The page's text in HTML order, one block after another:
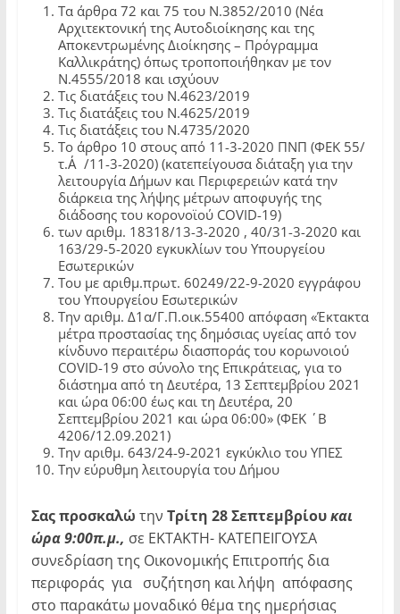
Τα άρθρα 72 και 75 του Ν.3852/2010 (Νέα
Αρχιτεκτονική της Αυτοδιοίκησης και της
Αποκεντρωμένης Διοίκησης – Πρόγραμμα
Καλλικράτης) όπως τροποποιήθηκαν με τον
Ν.4555/2018 και ισχύουν
Τις διατάξεις του Ν.4623/2019
Τις διατάξεις του Ν.4625/2019
Τις διατάξεις του Ν.4735/2020
Το άρθρο 10 στους από 11-3-2020 ΠΝΠ (ΦΕΚ 55/
τ.Α΄/11-3-2020) (κατεπείγουσα διάταξη για την
λειτουργία Δήμων και Περιφερειών κατά την
διάρκεια της λήψης μέτρων αποφυγής της
διάδοσης του κορονοϊού COVID-19)
των αριθμ. 18318/13-3-2020 , 40/31-3-2020 και
163/29-5-2020 εγκυκλίων του Υπουργείου
Εσωτερικών
Του με αριθμ.πρωτ. 60249/22-9-2020 εγγράφου
του Υπουργείου Εσωτερικών
Την αριθμ. Δ1α/Γ.Π.οικ.55400 απόφαση «Έκτακτα
μέτρα προστασίας της δημόσιας υγείας από τον
κίνδυνο περαιτέρω διασποράς του κορωνοιού
COVID-19 στο σύνολο της Επικράτειας, για το
διάστημα από τη Δευτέρα, 13 Σεπτεμβρίου 2021
και ώρα 06:00 έως και τη Δευτέρα, 20
Σεπτεμβρίου 2021 και ώρα 06:00» (ΦΕΚ ΄Β
4206/12.09.2021)
Την αριθμ. 643/24-9-2021 εγκύκλιο του ΥΠΕΣ
Την εύρυθμη λειτουργία του Δήμου
Σας προσκαλώ την Τρίτη 28 Σεπτεμβρίουκαι
ώρα 9:00π.μ., σε ΕΚΤΑΚΤΗ- ΚΑΤΕΠΕΙΓΟΥΣΑ
συνεδρίαση της Οικονομικής Επιτροπής δια
περιφοράς για συζήτηση και λήψη απόφασης
στο παρακάτω μοναδικό θέμα της ημερήσιας